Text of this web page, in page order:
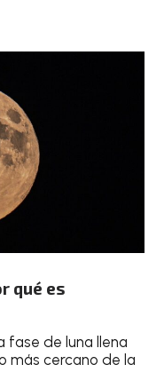
qué es
fase de luna llena
más cercano de la